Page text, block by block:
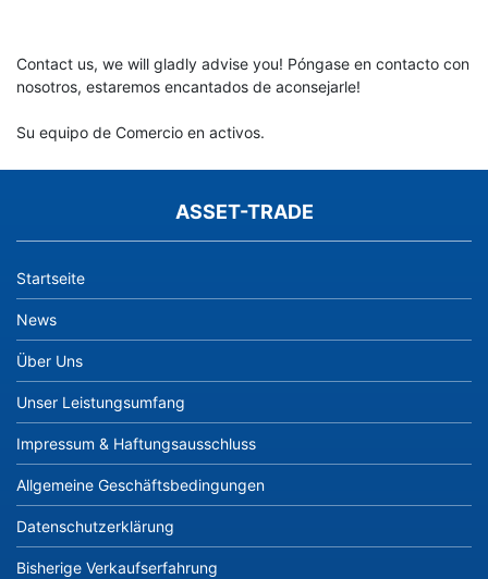
Contact us, we will gladly advise you! Póngase en contacto con
nosotros, estaremos encantados de aconsejarle!
Su equipo de Comercio en activos.
ASSET-TRADE
Startseite
News
Über Uns
Unser Leistungsumfang
Impressum & Haftungsausschluss
Allgemeine Geschäftsbedingungen
Datenschutzerklärung
Bisherige Verkaufserfahrung